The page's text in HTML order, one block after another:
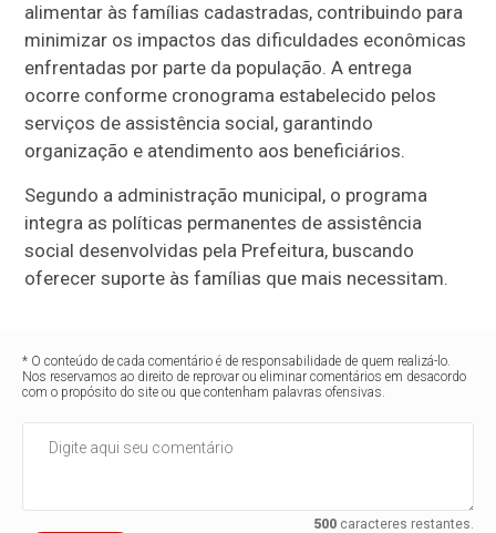
alimentar às famílias cadastradas, contribuindo para
minimizar os impactos das dificuldades econômicas
enfrentadas por parte da população. A entrega
ocorre conforme cronograma estabelecido pelos
serviços de assistência social, garantindo
organização e atendimento aos beneficiários.
Segundo a administração municipal, o programa
integra as políticas permanentes de assistência
social desenvolvidas pela Prefeitura, buscando
oferecer suporte às famílias que mais necessitam.
* O conteúdo de cada comentário é de responsabilidade de quem realizá-lo.
Nos reservamos ao direito de reprovar ou eliminar comentários em desacordo
com o propósito do site ou que contenham palavras ofensivas.
500caracteres restantes.